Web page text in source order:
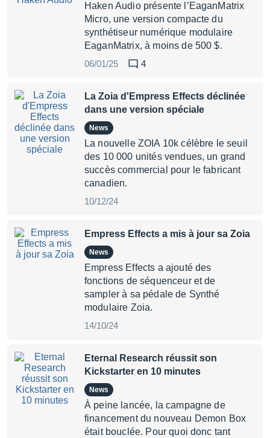
Haken Audio présente l’EaganMatrix
Micro, une version compacte du
synthétiseur numérique modulaire
EaganMatrix, à moins de 500 $.
06/01/25
4
La Zoia d'Empress Effects déclinée
dans une version spéciale
News
La nouvelle ZOIA 10k célèbre le seuil
des 10 000 unités vendues, un grand
succès commercial pour le fabricant
canadien.
10/12/24
Empress Effects a mis à jour sa Zoia
News
Empress Effects a ajouté des
fonctions de séquenceur et de
sampler à sa pédale de Synthé
modulaire Zoia.
14/10/24
Eternal Research réussit son
Kickstarter en 10 minutes
News
À peine lancée, la campagne de
financement du nouveau Demon Box
était bouclée. Pour quoi donc tant